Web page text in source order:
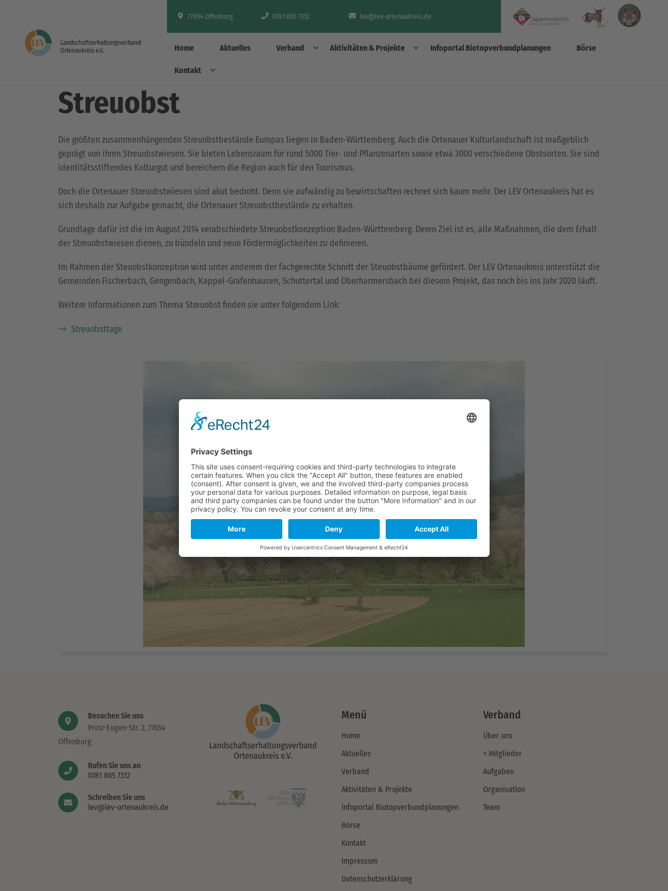
77654 Offenburg 0781 805 7312 lev@lev-ortenaukreis.de
Home Aktuelles Verband Aktivitäten & Projekte Infoportal Biotopverbundplanungen Börse
Kontakt
Streuobst
Die größten zusammenhängenden Streuobstbestände Europas liegen in Baden-Württemberg. Auch die Ortenauer Kulturlandschaft ist maßgeblich
geprägt von ihren Streuobstwiesen. Sie bieten Lebensraum für rund 5000 Tier- und Pflanzenarten sowie etwa 3000 verschiedene Obstsorten. Sie sind
identitätsstiftendes Kulturgut und bereichern die Region auch für den Tourismus.
Doch die Ortenauer Streuobstwiesen sind akut bedroht. Denn sie aufwändig zu bewirtschaften rechnet sich kaum mehr. Der LEV Ortenaukreis hat es
sich deshalb zur Aufgabe gemacht, die Ortenauer Streuobstbestände zu erhalten.
Grundlage dafür ist die im August 2014 verabschiedete Streuobstkonzeption Baden-Württemberg. Deren Ziel ist es, alle Maßnahmen, die dem Erhalt
der Streuobstwiesen dienen, zu bündeln und neue Fördermöglichkeiten zu definieren.
Im Rahmen der Steuobstkonzeption wird unter anderem der fachgerechte Schnitt der Steuobstbäume gefördert. Der LEV Ortenaukreis unterstützt die
Gemeinden Fischerbach, Gengenbach, Kappel-Grafenhausen, Schuttertal und Oberharmersbach bei diesem Projekt, das noch bis ins Jahr 2020 läuft.
Weitere Informationen zum Thema Streuobst finden sie unter folgendem Link:
Streuobsttage
Besuchen Sie uns
Prinz-Eugen-Str. 2, 77654
Offenburg
Rufen Sie uns an
0781 805 7312
Schreiben Sie uns
lev@lev-ortenaukreis.de
Menü
Home
Aktuelles
Verband
Aktivitäten & Projekte
Infoportal Biotopverbundplanungen
Börse
Kontakt
Impressum
Datenschutzerklärung
Verband
Über uns
> Mitglieder
Aufgaben
Organisation
Team